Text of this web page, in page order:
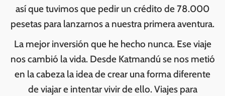
así que tuvimos que pedir un crédito de 78.000
pesetas para lanzarnos a nuestra primera aventura.
La mejor inversión que he hecho nunca. Ese viaje
nos cambió la vida. Desde Katmandú se nos metió
en la cabeza la idea de crear una forma diferente
de viajar e intentar vivir de ello. Viajes para